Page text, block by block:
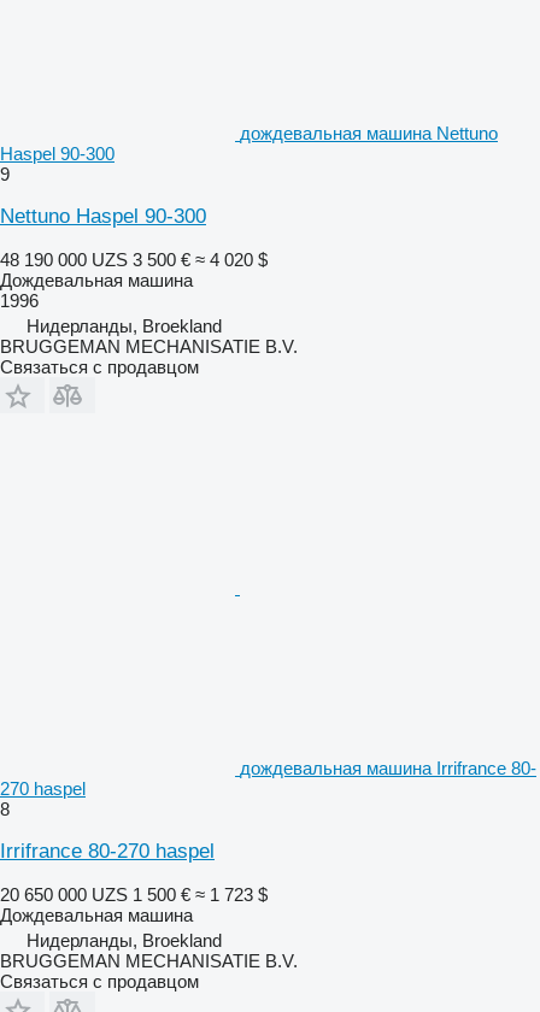
дождевальная машина Nettuno
Haspel 90-300
9
Nettuno Haspel 90-300
48 190 000 UZS 3 500 € ≈ 4 020 $
Дождевальная машина
1996
Нидерланды, Broekland
BRUGGEMAN MECHANISATIE B.V.
Связаться с продавцом
дождевальная машина Irrifrance 80-
270 haspel
8
Irrifrance 80-270 haspel
20 650 000 UZS 1 500 € ≈ 1 723 $
Дождевальная машина
Нидерланды, Broekland
BRUGGEMAN MECHANISATIE B.V.
Связаться с продавцом